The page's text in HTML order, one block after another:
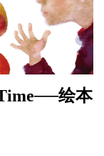
绘本